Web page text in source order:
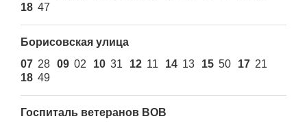
18 47
Борисовская улица
07 28 09 02 10 31 12 11 14 13 15 50 17 21
18 49
Госпиталь ветеранов ВОВ